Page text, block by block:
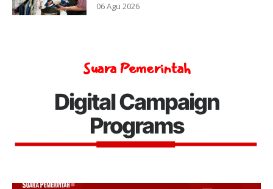
06 Agu 2026
Suara Pemerintah
Digital Campaign
Programs